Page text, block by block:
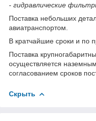
- гидравлические
Поставка небольших
авиатранспортом.
В кратчайшие сроки и по
Поставка
осуществляется
согласованием сроков
Скрыть